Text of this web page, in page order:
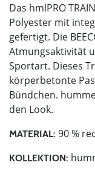
Das hmlPRO
Polyester mit
gefertigt. Die
Atmungsaktivität
Sportart. Dieses
körperbetonte
Bündchen.
den Look.
MATERIAL: 90 %
KOLLEKTION: